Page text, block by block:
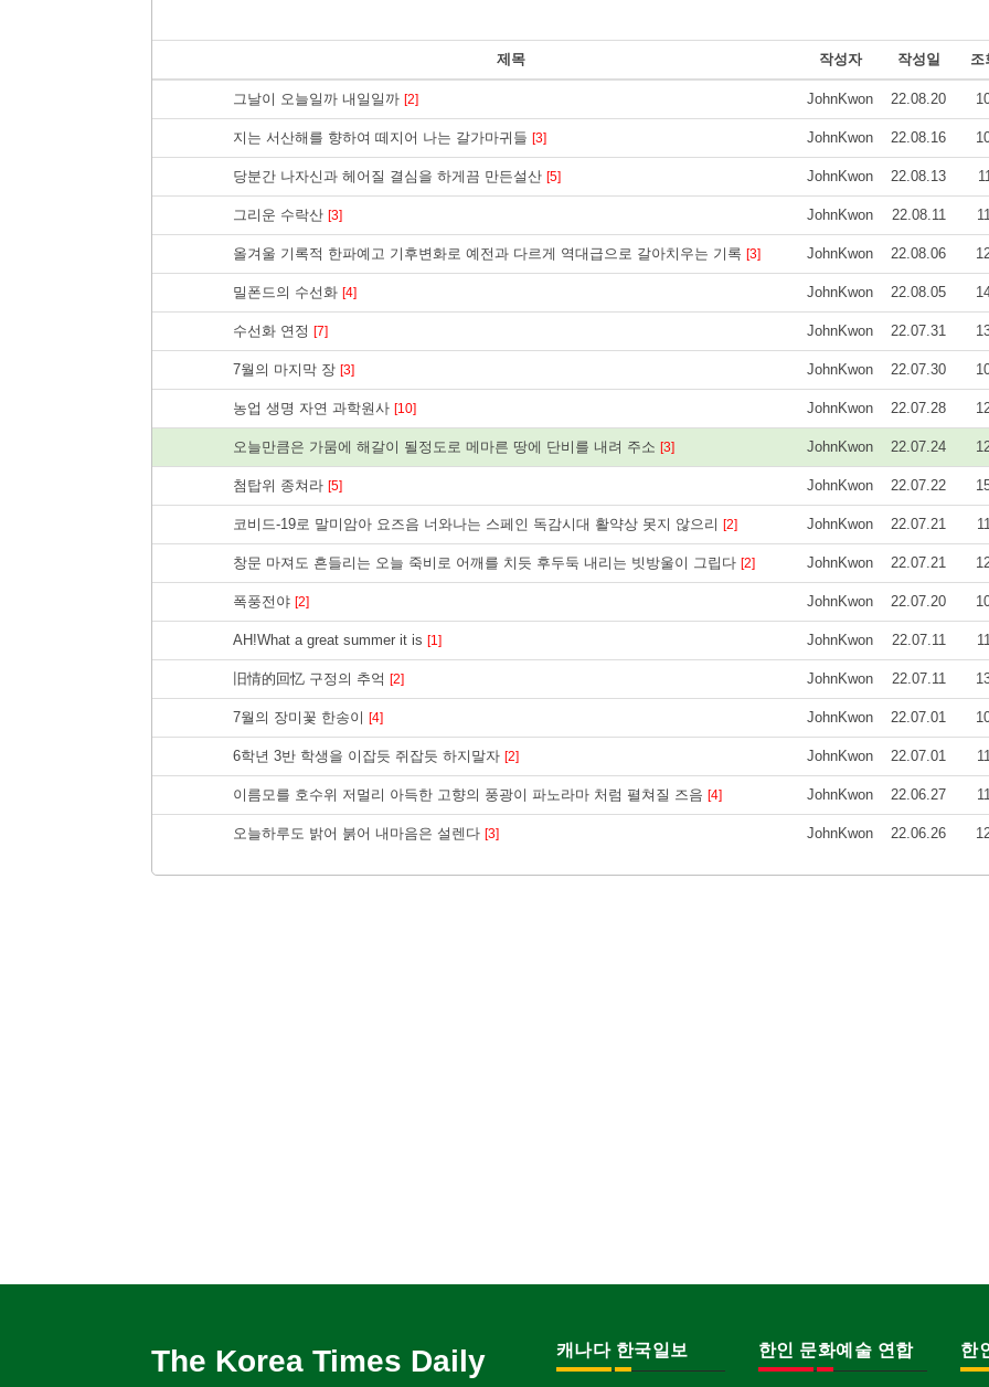
제목 작성자 작성일 조
그날이 오늘일까 내일일까 [2] JohnKwon 22.08.20
지는 서산해를 향하여 떼지어 나는 갈가마귀들 [3] JohnKwon 22.08.16
당분간 나자신과 헤어질 결심을 하게끔 만든설산 [5] JohnKwon 22.08.13
그리운 수락산 [3] JohnKwon 22.08.11
올겨울 기록적 한파예고 기후변화로 예전과 다르게 역대급으로 갈아치우는 기록 [3] JohnKwon 22.08.06
밀폰드의 수선화 [4] JohnKwon 22.08.05
수선화 연정 [7] JohnKwon 22.07.31
7월의 마지막 장 [3] JohnKwon 22.07.30
농업 생명 자연 과학원사 [10] JohnKwon 22.07.28
오늘만큼은 가뭄에 해갈이 될정도로 메마른 땅에 단비를 내려 주소 [3] JohnKwon 22.07.24
첨탑위 종쳐라 [5] JohnKwon 22.07.22
코비드-19로 말미암아 요즈음 너와나는 스페인 독감시대 활약상 못지 않으리 [2] JohnKwon 22.07.21
창문 마져도 흔들리는 오늘 죽비로 어깨를 치듯 후두둑 내리는 빗방울이 그립다 [2] JohnKwon 22.07.21
폭풍전야 [2] JohnKwon 22.07.20
AH!What a great summer it is [1] JohnKwon 22.07.11
旧情的回忆 구정의 추억 [2] JohnKwon 22.07.11
7월의 장미꽃 한송이 [4] JohnKwon 22.07.01
6학년 3반 학생을 이잡듯 쥐잡듯 하지말자 [2] JohnKwon 22.07.01
이름모를 호수위 저멀리 아득한 고향의 풍광이 파노라마 처럼 펼쳐질 즈음 [4] JohnKwon 22.06.27
오늘하루도 밝어 붉어 내마음은 설렌다 [3] JohnKwon 22.06.26
The Korea Times Daily 캐나다 한국일보 한인 문화예술 연합 한